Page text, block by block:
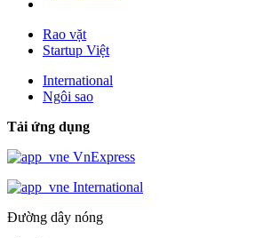
Rao vặt
Startup Việt
International
Ngôi sao
Tải ứng dụng
VnExpress
International
Đường dây nóng